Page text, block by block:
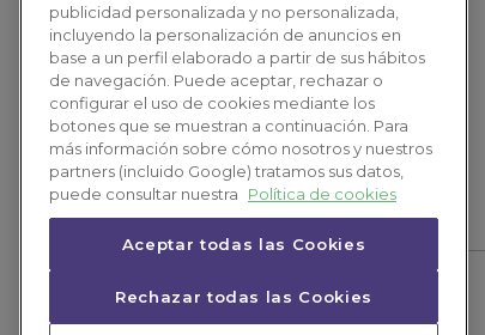
¿Quieres hablar?
vehiculosocasion@astaramove.com
+34 604 192 391
+34 722 891 947
© Astara Move
publicidad personalizada y no personalizada,
incluyendo la personalización de anuncios en
base a un perfil elaborado a partir de sus hábitos
de navegación. Puede aceptar, rechazar o
configurar el uso de cookies mediante los
botones que se muestran a continuación. Para
más información sobre cómo nosotros y nuestros
partners (incluido Google) tratamos sus datos,
puede consultar nuestra
Política de cookies
Aceptar todas las Cookies
Rechazar todas las Cookies